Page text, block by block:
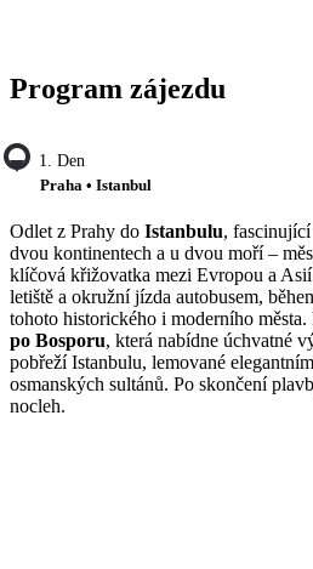
Program zájezdu
1. Den
Praha • Istanbul
Odlet z Prahy do Istanbulu,
dvou kontinentech a u dvou moří –
klíčová křižovatka mezi Evropou a
letiště a okružní jízda autobusem,
tohoto historického i moderního města.
po Bosporu, která nabídne úchvatné
pobřeží Istanbulu, lemované
osmanských sultánů. Po skončení
nocleh.